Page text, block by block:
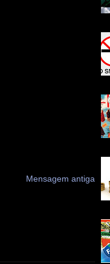
Mensagem antiga